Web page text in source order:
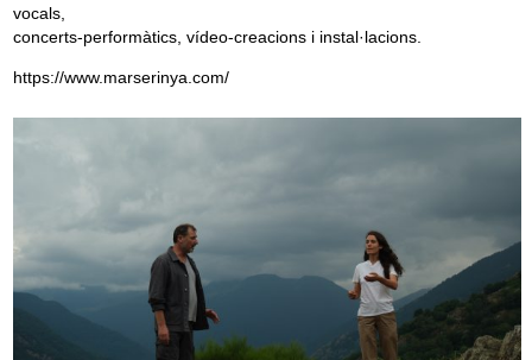
vocals,
concerts-performàtics, vídeo-creacions i instal·lacions.
https://www.marserinya.com/